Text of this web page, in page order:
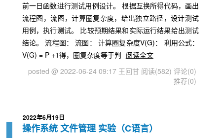
前一日函数进行测试用例设计。 根据互换所得代码，画出
流程图，流图，计算圈复杂度，给出独立路径，设计测试
用例，执行测试。 比较预期结果和实际运行结果给出测试
结论。 流程图： 流图： 计算圈复杂度V(G)： 利用公式：
V(G) = P +1得，圈复杂度等于判 阅读全文
posted @ 2022-06-24 09:17 王回甘 阅读(582) 评论(0)
推荐(0)
2022年6月19日
操作系统 文件管理 实验（C语言）